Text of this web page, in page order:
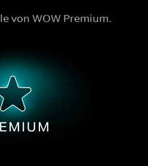
von WOW Premium.